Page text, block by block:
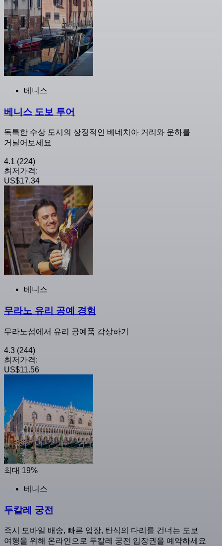
베니스
베니스 도보 투어
독특한 수상 도시의 상징적인 베네치아 거리와 운하를
거닐어보세요
4.1 (224)
최저가격:
US$17.34
베니스
무라노 유리 공예 경험
무라노섬에서 유리 공예품 감상하기
4.3 (244)
최저가격:
US$11.56
최대 19%
베니스
두칼레 궁전
즉시 모바일 배송, 빠른 입장, 탄식의 다리를 건너는 도보
여행을 위해 온라인으로 두칼레 궁전 입장권을 예약하세요